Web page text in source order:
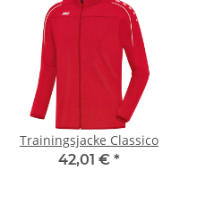
Trainingsjacke Classico
42,01 € *